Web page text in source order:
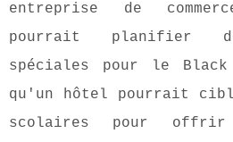
entreprise de
pourrait planifier
spéciales pour le
qu'un hôtel pourrait
scolaires pour